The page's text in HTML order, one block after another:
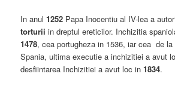
In anul1252 Papa Inocentiu al IV-lea a
torturii in dreptul ereticilor. Inchizitia
1478, cea portugheza in 1536, iar cea de
Spania, ultima executie a inchizitiei a avut
desfiintarea Inchizitiei a avut loc in1834.